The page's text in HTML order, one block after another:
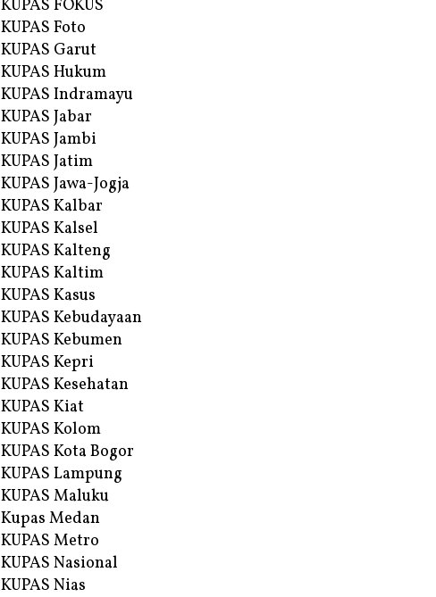
KUPAS FOKUS
KUPAS Foto
KUPAS Garut
KUPAS Hukum
KUPAS Indramayu
KUPAS Jabar
KUPAS Jambi
KUPAS Jatim
KUPAS Jawa-Jogja
KUPAS Kalbar
KUPAS Kalsel
KUPAS Kalteng
KUPAS Kaltim
KUPAS Kasus
KUPAS Kebudayaan
KUPAS Kebumen
KUPAS Kepri
KUPAS Kesehatan
KUPAS Kiat
KUPAS Kolom
KUPAS Kota Bogor
KUPAS Lampung
KUPAS Maluku
Kupas Medan
KUPAS Metro
KUPAS Nasional
KUPAS Nias